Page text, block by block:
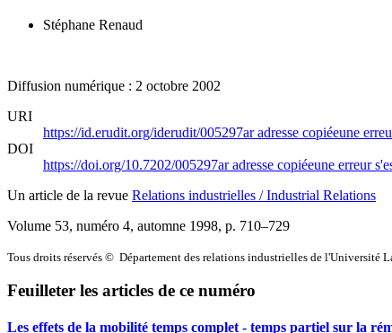
Stéphane Renaud
Diffusion numérique : 2 octobre 2002
URI
https://id.erudit.org/iderudit/005297aradresse copiéeune
DOI
https://doi.org/10.7202/005297aradresse copiéeune erreur
Un article de la revue Relations industrielles / Industrial Relations
Volume 53, numéro 4, automne 1998, p. 710–729
Tous droits réservés © Département des relations industrielles de l'Université
Feuilleter les articles de ce numéro
Les effets de la mobilité temps complet - temps partiel sur la